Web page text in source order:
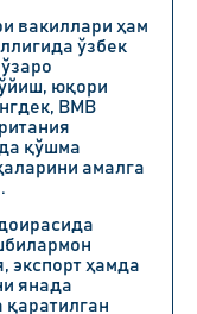
вакиллари ҳам
ўзбек
юқори
BMB
қўшма
амалга
экспорт ҳамда
янада
қаратилган